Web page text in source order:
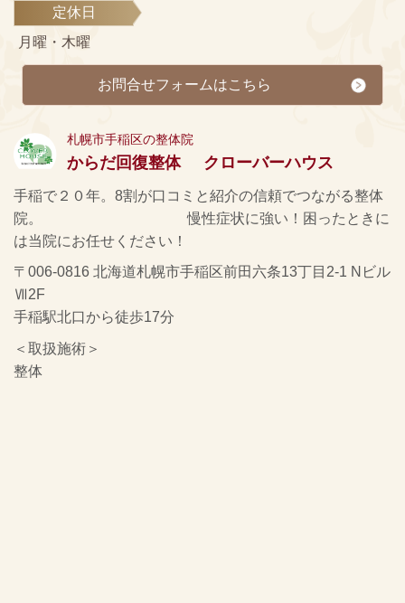
定休日
月曜・木曜
お問合せフォームはこちら
札幌市手稲区の整体院
からだ回復整体 クローバーハウス
手稲で２０年。8割が口コミと紹介の信頼でつながる整体
院。 慢性症状に強い！困ったときに
は当院にお任せください！
〒006-0816 北海道札幌市手稲区前田六条13丁目2-1 Nビル
Ⅶ2F
手稲駅北口から徒歩17分
＜取扱施術＞
整体